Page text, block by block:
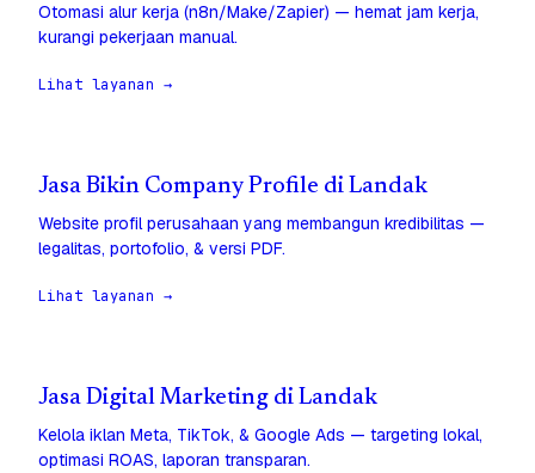
Otomasi alur kerja (n8n/Make/Zapier) — hemat jam kerja,
kurangi pekerjaan manual.
Lihat layanan →
Jasa Bikin Company Profile di Landak
Website profil perusahaan yang membangun kredibilitas —
legalitas, portofolio, & versi PDF.
Lihat layanan →
Jasa Digital Marketing di Landak
Kelola iklan Meta, TikTok, & Google Ads — targeting lokal,
optimasi ROAS, laporan transparan.